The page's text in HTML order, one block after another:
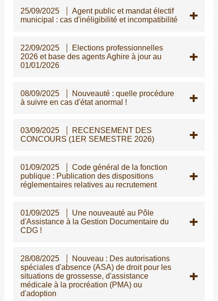
25/09/2025
Agent public et mandat électif
municipal : cas d'inéligibilité et incompatibilité
22/09/2025
Elections professionnelles
2026 et base des agents Aghire à jour au
01/01/2026
08/09/2025
Nouveauté : quelle procédure
à suivre en cas d'état anormal !
03/09/2025
RECENSEMENT DES
CONCOURS (1ER SEMESTRE 2026)
01/09/2025
Code général de la fonction
publique : Publication des dispositions
réglementaires relatives au recrutement
01/09/2025
Une nouveauté au Pôle
d'Assistance à la Gestion Documentaire du
CDG !
28/08/2025
Nouveau : Des autorisations
spéciales d'absence (ASA) de droit pour les
situations de grossesse, d'assistance
médicale à la procréation (PMA) ou
d'adoption